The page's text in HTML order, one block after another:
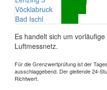
Vöcklabruck
Bad Ischl
Es handelt sich um
Luftmessnetz.
Für die Grenzwertprüfung ist der
ausschlaggebend. Der gleitende 24-
Richtwert.